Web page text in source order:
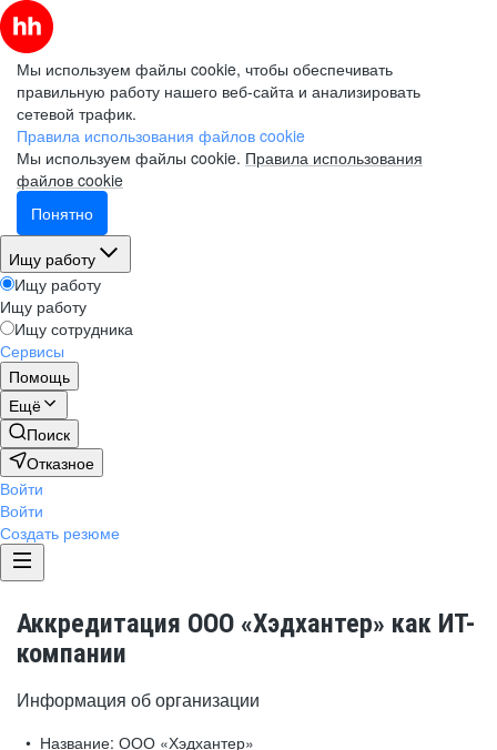
Мы используем файлы cookie, чтобы обеспечивать
правильную работу нашего веб-сайта и анализировать
сетевой трафик.
Правила использования файлов cookie
Мы используем файлы cookie. Правила использования
файлов cookie
Понятно
Ищу работу
Ищу работу
Ищу работу
Ищу сотрудника
Сервисы
Помощь
Ещё
Поиск
Отказное
Войти
Войти
Создать резюме
Аккредитация ООО «Хэдхантер» как ИТ-
компании
Информация об организации
Название: ООО «Хэдхантер»